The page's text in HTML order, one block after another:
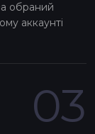
обраний
аккаунті
03